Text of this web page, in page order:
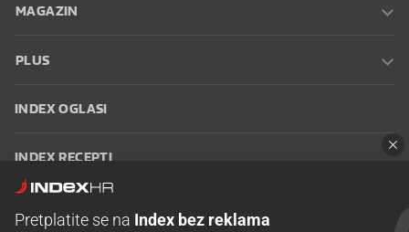
MAGAZIN
PLUS
INDEX OGLASI
INDEX RECEPTI
Pretplatite se na Index bez reklama